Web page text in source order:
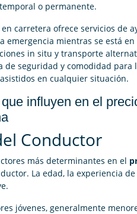
o permanente.
carretera ofrece servicios de
emergencia mientras se está
in situ y transporte
de seguridad y comodidad para
en cualquier situación.
influyen en el
Conductor
más determinantes en el
La edad, la experiencia
jóvenes, generalmente